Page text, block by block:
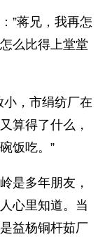
”蒋兄，我再怎
么比得上堂堂
小，市绢纺厂在
算得了什么，
饭吃。”
是多年朋友，
心里知道。当
益杨铜杆茹厂